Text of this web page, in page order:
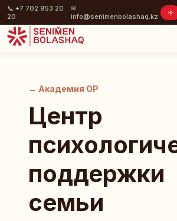
📞 +7 702 953 20
20
✉
info@senimenbolashaq.kz
✈
← Академия ОР
Центр
поддержки
семьи